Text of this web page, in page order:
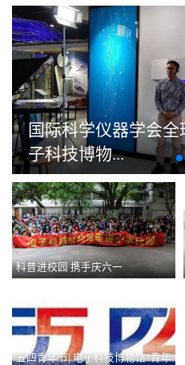
国际科学仪器学会
子科技博物...
习
科普进校园 携手庆六一
五四青年节| 电子科技博物馆“青年